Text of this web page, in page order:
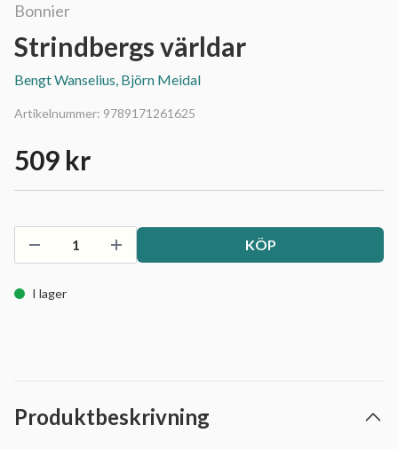
Bonnier
Strindbergs världar
Bengt Wanselius, Björn Meidal
Artikelnummer: 9789171261625
509 kr
KÖP
I lager
Produktbeskrivning